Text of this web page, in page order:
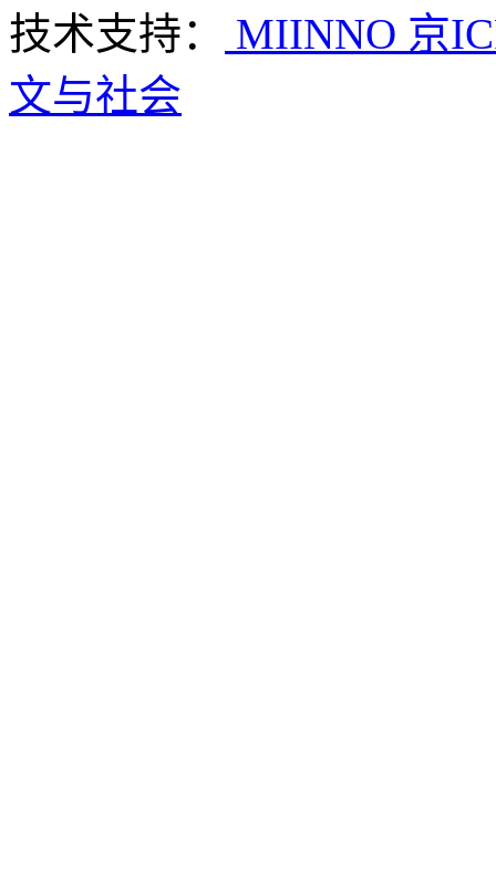
技术支持：
MIINNO 京
文与社会